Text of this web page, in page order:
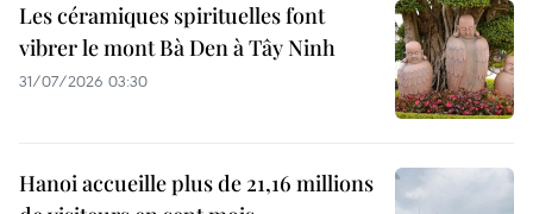
Les céramiques spirituelles font
vibrer le mont Bà Den à Tây Ninh
31/07/2026 03:30
Hanoi accueille plus de 21,16 millions